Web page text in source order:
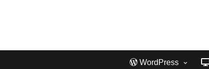
WordPress